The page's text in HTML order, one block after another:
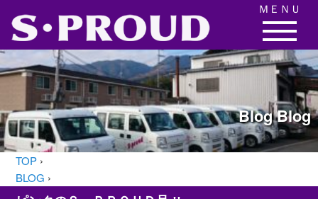
BlogBlog
TOP ›
BLOG ›
ＭＥＮＵ